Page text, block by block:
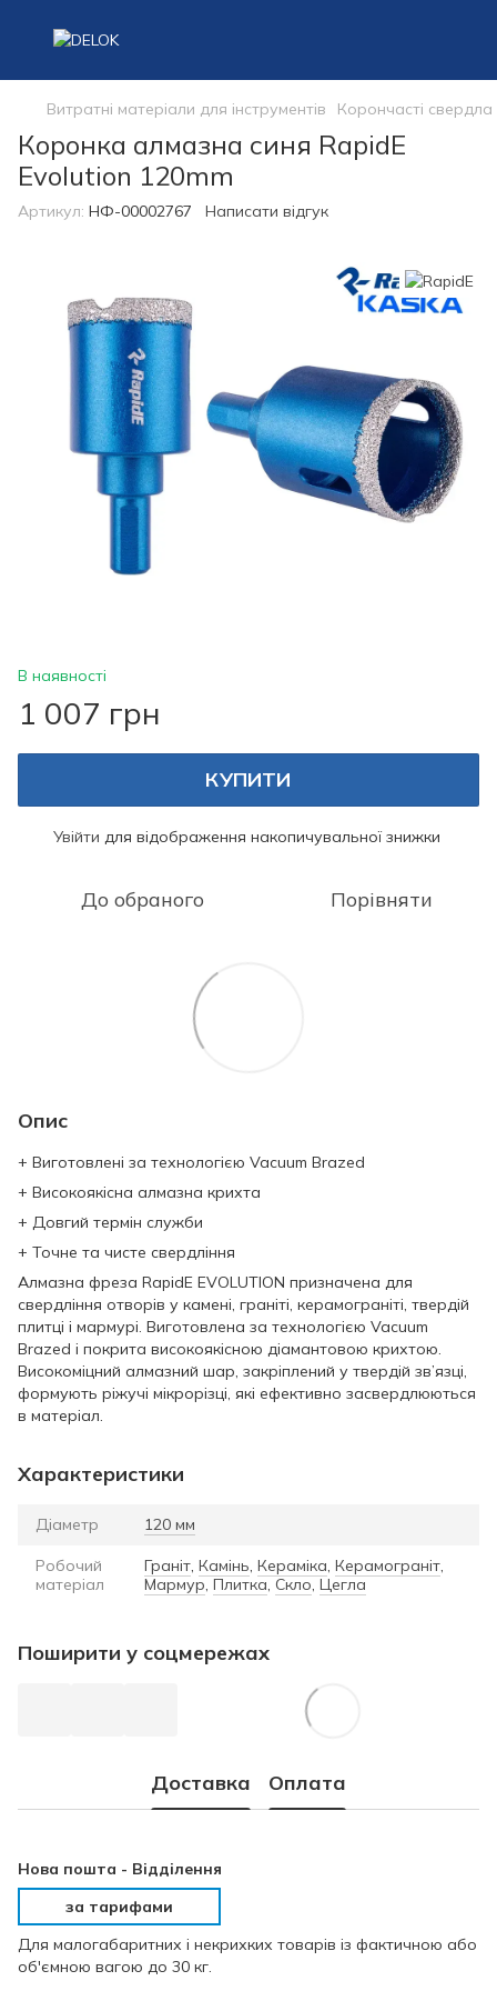
Витратні матеріали для інструментів Корончасті свердла
Коронка алмазна синя RapidE
Evolution 120mm
Артикул: НФ-00002767 Написати відгук
В наявності
1 007 грн
КУПИТИ
Увійти для відображення накопичувальної знижки
До обраного Порівняти
Опис
+ Виготовлені за технологією Vacuum Brazed
+ Високоякісна алмазна крихта
+ Довгий термін служби
+ Точне та чисте свердління
Алмазна фреза RapidE EVOLUTION призначена для
свердління отворів у камені, граніті, керамограніті, твердій
плитці і мармурі. Виготовлена за технологією Vacuum
Brazed і покрита високоякісною діамантовою крихтою.
Високоміцний алмазний шар, закріплений у твердій зв’язці,
формують ріжучі мікрорізці, які ефективно засвердлюються
в матеріал.
Характеристики
Діаметр 120 мм
Робочий
матеріал
Граніт Камінь Кераміка Керамограніт
Мармур Плитка Скло Цегла
Поширити у соцмережах
Доставка Оплата
Нова пошта - Відділення
за тарифами
Для малогабаритних і некрихких товарів із фактичною або
об'ємною вагою до 30 кг.